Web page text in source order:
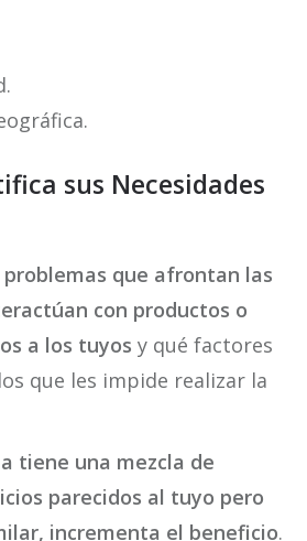
sus Necesidades
que afrontan las
con productos o
a los tuyos y qué factores
que les impide realizar la
tiene una mezcla de
parecidos al tuyo pero
incrementa el beneficio.